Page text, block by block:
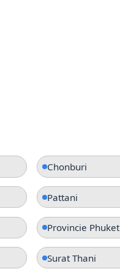
Chonburi
Pattani
Provincie Phuket
Surat Thani